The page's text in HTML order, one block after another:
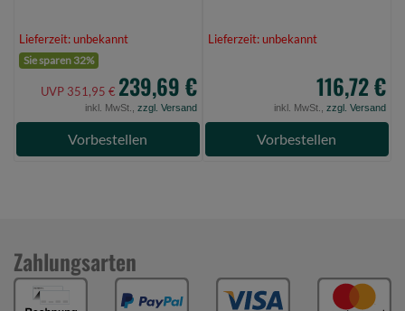
Lieferzeit: unbekannt
Sie sparen 32%
UVP 351,95 € 239,69 €
inkl. MwSt., zzgl. Versand
Vorbestellen
Lieferzeit: unbekannt
116,72 €
inkl. MwSt., zzgl. Versand
Vorbestellen
Zahlungsarten